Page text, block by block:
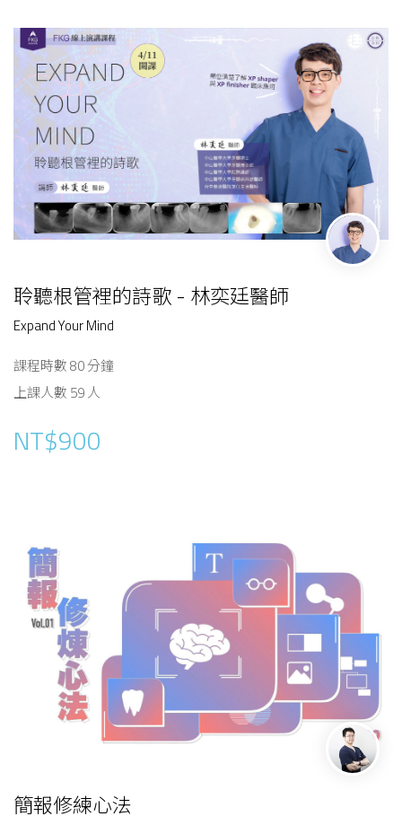
聆聽根管裡的詩歌 - 林奕廷醫師
Expand Your Mind
課程時數 80 分鐘
上課人數 59 人
NT$900
簡報修練心法